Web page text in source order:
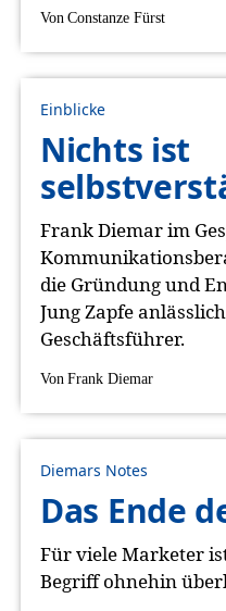
Von Constanze Fürst
Einblicke
Nichts ist
Frank Diemar im
die Gründung und
Jung Zapfe
Geschäftsführer.
Von Frank Diemar
Diemars Notes
Das Ende
Für viele Marketer
Begriff ohnehin